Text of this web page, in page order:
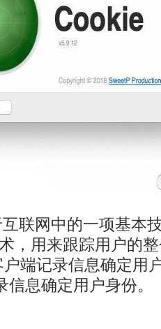
互联网中的一项基
，用来跟踪用户的
端记录信息确定用
息确定用户身份。